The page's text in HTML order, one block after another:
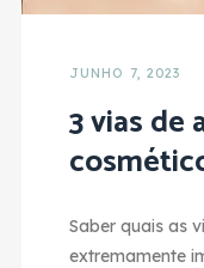
JUNHO 7, 2023
3 vias de
Saber quais as
extremamente